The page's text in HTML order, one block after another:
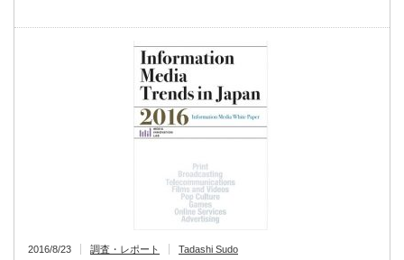
2016/8/23 調査・レポート Tadashi Sudo